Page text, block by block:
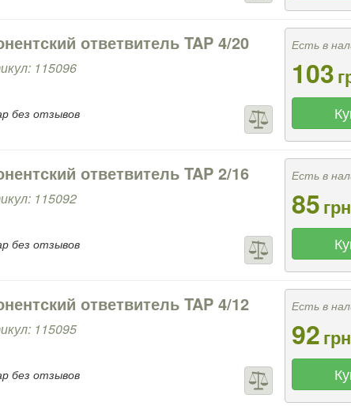
ответвитель TAP 4/20
115096
без отзывов
Есть в
103
ответвитель TAP 2/16
115092
без отзывов
Есть в
85грн
ответвитель TAP 4/12
115095
без отзывов
Есть в
92грн